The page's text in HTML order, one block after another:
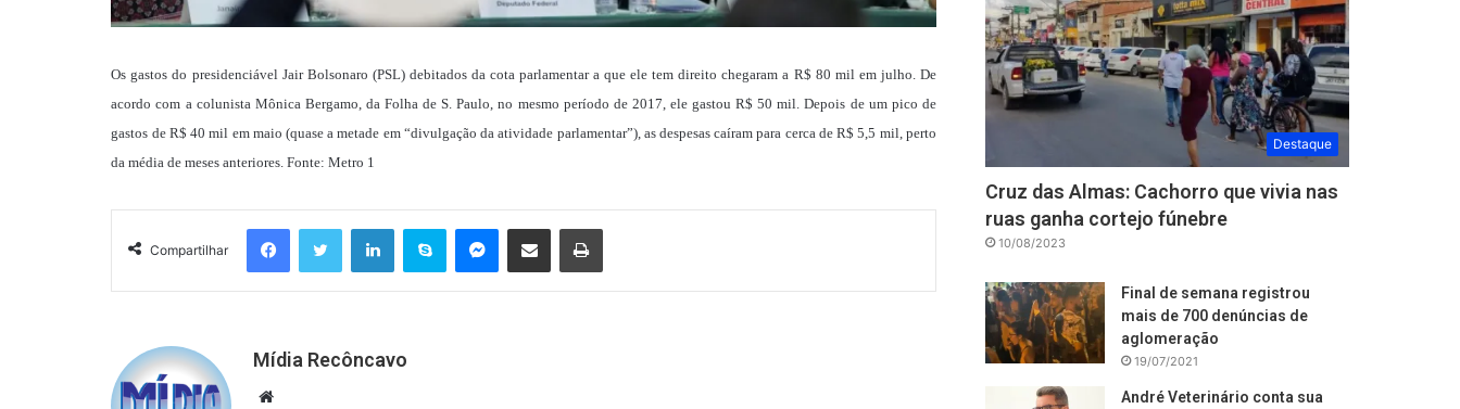
Os gastos do presidenciável Jair Bolsonaro (PSL) debitados da cota parlamentar a que ele tem direito chegaram a R$ 80 mil em julho. De
acordo com a colunista Mônica Bergamo, da Folha de S. Paulo, no mesmo período de 2017, ele gastou R$ 50 mil. Depois de um pico de
gastos de R$ 40 mil em maio (quase a metade em “divulgação da atividade parlamentar”), as despesas caíram para cerca de R$ 5,5 mil, perto
da média de meses anteriores. Fonte: Metro 1
Compartilhar
FacebookTwitter LinkedinSkype Messenger
Compartilhar via e-mail Imprimir
Mídia Recôncavo
Website
Destaque
Cruz das Almas: Cachorro que vivia nas
ruas ganha cortejo fúnebre
10/08/2023
Final de semana registrou
mais de 700 denúncias de
aglomeração
19/07/2021
André Veterinário conta sua